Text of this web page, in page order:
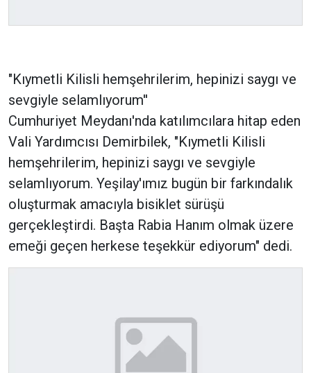
"Kıymetli Kilisli hemşehrilerim, hepinizi saygı ve
sevgiyle selamlıyorum''
Cumhuriyet Meydanı'nda katılımcılara hitap eden
Vali Yardımcısı Demirbilek, "Kıymetli Kilisli
hemşehrilerim, hepinizi saygı ve sevgiyle
selamlıyorum. Yeşilay'ımız bugün bir farkındalık
oluşturmak amacıyla bisiklet sürüşü
gerçekleştirdi. Başta Rabia Hanım olmak üzere
emeği geçen herkese teşekkür ediyorum" dedi.